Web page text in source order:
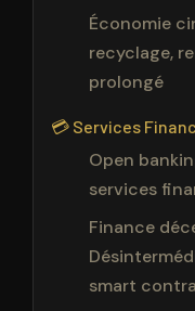
Économie
recyclage,
prolongé
💳 Services
Open
services
Finance
smart